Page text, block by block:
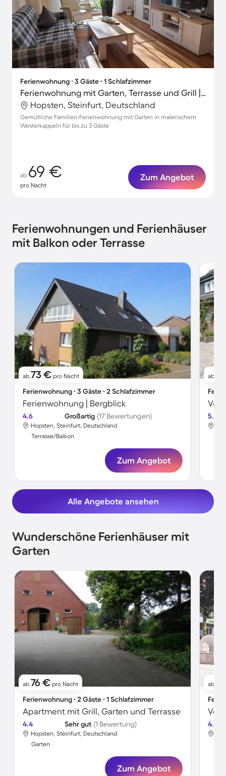
Ferienwohnung ∙ 3 Gäste ∙ 1 Schlafzimmer
Ferienwohnung mit Garten, Terrasse und Grill | Gartenblick
Hopsten, Steinfurt, Deutschland
Gemütliche Familien-Ferienwohnung mit Garten in malerischem
Westerkappeln für bis zu 3 Gäste
ab 69 €
pro Nacht
Zum Angebot
Ferienwohnungen und Ferienhäuser
mit Balkon oder Terrasse
ab 73 € pro Nacht
Ferienwohnung ∙ 3 Gäste ∙ 2 Schlafzimmer
Ferienwohnung | Bergblick
4.6 Großartig (17 Bewertungen)
Hopsten, Steinfurt, Deutschland
Terrasse/Balkon
Zum Angebot
ab
5.0
Alle Angebote ansehen
Wunderschöne Ferienhäuser mit
Garten
ab 76 € pro Nacht
Ferienwohnung ∙ 2 Gäste ∙ 1 Schlafzimmer
Apartment mit Grill, Garten und Terrasse
4.4 Sehr gut (1 Bewertung)
Hopsten, Steinfurt, Deutschland
Garten
Zum Angebot
ab
4.7